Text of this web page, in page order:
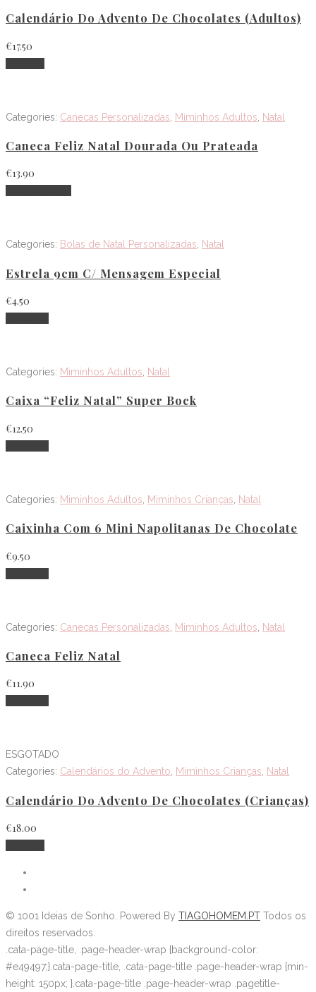
Calendário Do Advento De Chocolates (Adultos)
€17.50
Categories: Canecas Personalizadas Miminhos Adultos Natal
Caneca Feliz Natal Dourada Ou Prateada
€13.90
Categories: Bolas de Natal Personalizadas, Natal
Estrela 9cm C/ Mensagem Especial
€4.50
Categories: Miminhos Adultos Natal
Caixa “Feliz Natal” Super Bock
€12.50
Categories: Miminhos Adultos Miminhos Crianças Natal
Caixinha Com 6 Mini Napolitanas De Chocolate
€9.50
Categories: Canecas Personalizadas Miminhos Adultos Natal
Caneca Feliz Natal
€11.90
ESGOTADO
Categories: Calendários do Advento, Miminhos Crianças, Natal
Calendário Do Advento De Chocolates (Crianças)
€18.00
© 1001 Ideias de Sonho . Powered By TIAGOHOMEM.PT Todos os
direitos reservados.
.cata-page-title, .page-header-wrap {background-color:
#e49497;}.cata-page-title, .cata-page-title .page-header-wrap {min-
height: 150px; }.cata-page-title .page-header-wrap .pagetitle-